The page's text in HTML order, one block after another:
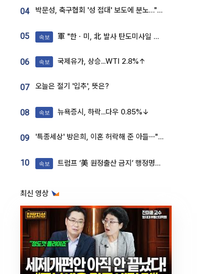
04 박문성, 축구협회 '성 접대' 보도에 분노…"다 말아먹으려고 작정했나"
05 속보 軍 "한ㆍ미, 北 발사 탄도미사일 제원 정밀분석 중"
06 속보 국제유가, 상승...WTI 2.8%↑
07 오늘은 절기 '입추', 뜻은?
08 속보 뉴욕증시, 하락...다우 0.85%↓
09 '특종세상' 방은희, 이혼 허락해 준 아들⋯"너무 잘 커줬다" 오열
10 속보 트럼프 ‘美 원정출산 금지’ 행정명령 서명
최신 영상